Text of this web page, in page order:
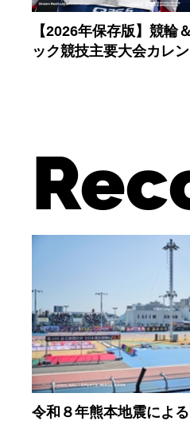
【2026年保存版】競輪
ック競技主要大会カレ
令和８年熊本地震によ